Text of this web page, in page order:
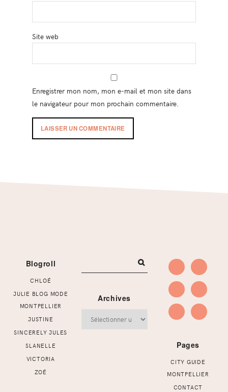
Site web
Enregistrer mon nom, mon e-mail et mon site dans
le navigateur pour mon prochain commentaire.
Blogroll
CHLOÉ
JULIE BLOG MODE
MONTPELLIER
JUSTINE
SINCERELY JULES
SLANELLE
VICTORIA
ZOÉ
Archives
Pages
CITY GUIDE
MONTPELLIER
CONTACT